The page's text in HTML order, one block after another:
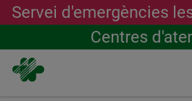
Servei d'emergències
Centres